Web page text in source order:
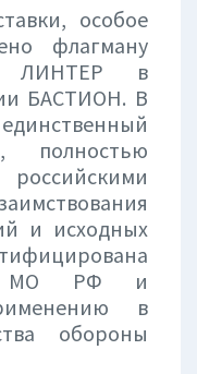
особое
флагману
ЛИНТЕР в
БАСТИОН. В
полностью
и исходных
МО РФ и
в
обороны